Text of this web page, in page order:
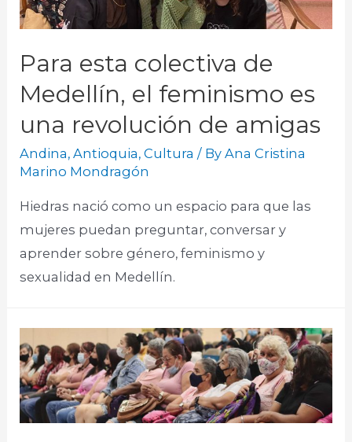
Para esta colectiva de
Medellín, el feminismo es
una revolución de amigas
Andina,Antioquia,Cultura / ByAna Cristina
Marino Mondragón
Hiedras nació como un espacio para que las
mujeres puedan preguntar, conversar y
aprender sobre género, feminismo y
sexualidad en Medellín.​